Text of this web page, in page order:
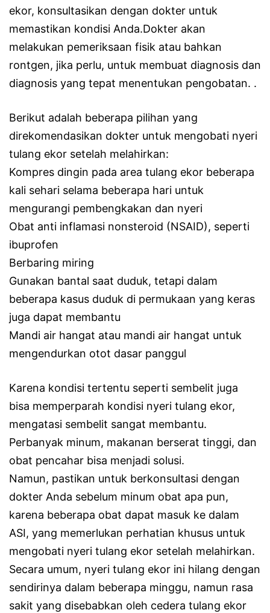
ekor, konsultasikan dengan dokter untuk
memastikan kondisi Anda.Dokter akan
melakukan pemeriksaan fisik atau bahkan
rontgen, jika perlu, untuk membuat diagnosis dan
diagnosis yang tepat menentukan pengobatan. .
Berikut adalah beberapa pilihan yang
direkomendasikan dokter untuk mengobati nyeri
tulang ekor setelah melahirkan:
Kompres dingin pada area tulang ekor beberapa
kali sehari selama beberapa hari untuk
mengurangi pembengkakan dan nyeri
Obat anti inflamasi nonsteroid (NSAID), seperti
ibuprofen
Berbaring miring
Gunakan bantal saat duduk, tetapi dalam
beberapa kasus duduk di permukaan yang keras
juga dapat membantu
Mandi air hangat atau mandi air hangat untuk
mengendurkan otot dasar panggul
Karena kondisi tertentu seperti sembelit juga
bisa memperparah kondisi nyeri tulang ekor,
mengatasi sembelit sangat membantu.
Perbanyak minum, makanan berserat tinggi, dan
obat pencahar bisa menjadi solusi.
Namun, pastikan untuk berkonsultasi dengan
dokter Anda sebelum minum obat apa pun,
karena beberapa obat dapat masuk ke dalam
ASI, yang memerlukan perhatian khusus untuk
mengobati nyeri tulang ekor setelah melahirkan.
Secara umum, nyeri tulang ekor ini hilang dengan
sendirinya dalam beberapa minggu, namun rasa
sakit yang disebabkan oleh cedera tulang ekor